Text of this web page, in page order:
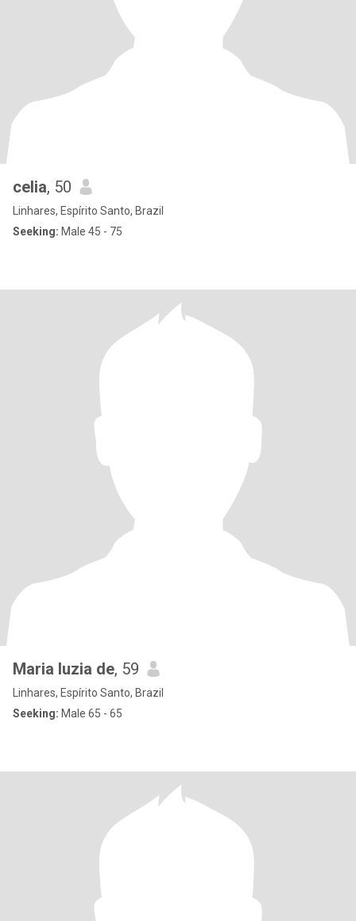
celia, 50
Linhares, Espírito Santo, Brazil
Seeking: Male 45 - 75
Maria luzia de, 59
Linhares, Espírito Santo, Brazil
Seeking: Male 65 - 65